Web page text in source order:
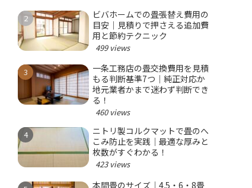
ビバホームでの畳張替え費用の
目安｜見積りで押さえる追加費
用と節約テクニック
499 views
一条工務店の畳交換費用を見積
もる判断基準7つ｜純正対応か
地元業者かまで迷わず判断でき
る！
460 views
ニトリ製コルクマットで畳のへ
こみ防止を実践｜最適な厚みと
枚数がすぐわかる！
423 views
本間畳のサイズ｜4.5・6・8畳